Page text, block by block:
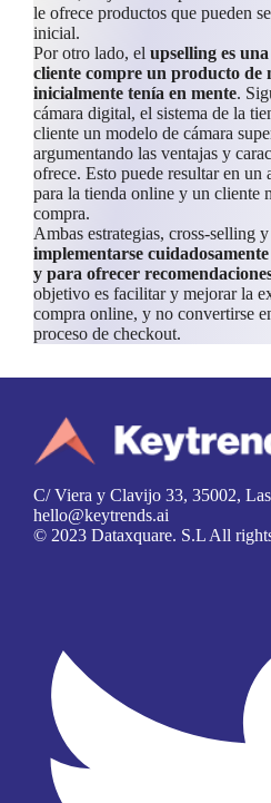
le ofrece productos que pueden
inicial.
Por otro lado, el upselling es
cliente compre un producto de
inicialmente tenía en mente.
cámara digital, el sistema de la
cliente un modelo de cámara
argumentando las ventajas y
ofrece. Esto puede resultar en un
para la tienda online y un cliente
compra.
Ambas estrategias, cross-selling
implementarse
y para ofrecer
objetivo es facilitar y mejorar la
compra online, y no convertirse
proceso de checkout.
C/ Viera y Clavijo 33, 35002,
hello@keytrends.ai
© 2023 Dataxquare. S.L All